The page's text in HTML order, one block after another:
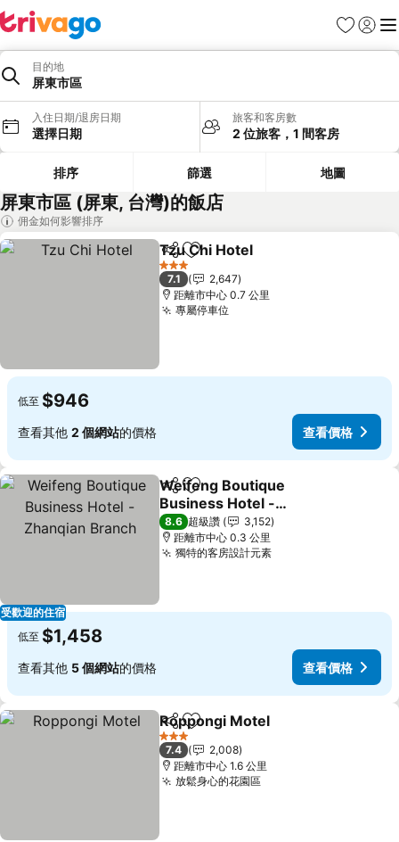
我的最愛
登入 選
目的地
屏東市區
入住日期/退房日期
選擇日期
旅客和客房數
2 位旅客，1 間客房
排序 篩選 地圖
屏東市區 (屏東, 台灣)的飯店
佣金如何影響排序
分享 加入我的最愛
Tzu Chi Hotel
3 星級
7.1
2,647
距離市中心 0.7 公里
專屬停車位
低至 $946
查看其他 2 個網站的價格 查看價格
受歡迎的住宿
分享 加入我的最愛
Weifeng Boutique
Business Hotel -
Zhanqian Branch
8.6 超級讚
3,152
距離市中心 0.3 公里
獨特的客房設計元素
低至 $1,458
查看其他 5 個網站的價格 查看價格
分享 加入我的最愛
Roppongi Motel
3 星級
7.4
2,008
距離市中心 1.6 公里
放鬆身心的花園區